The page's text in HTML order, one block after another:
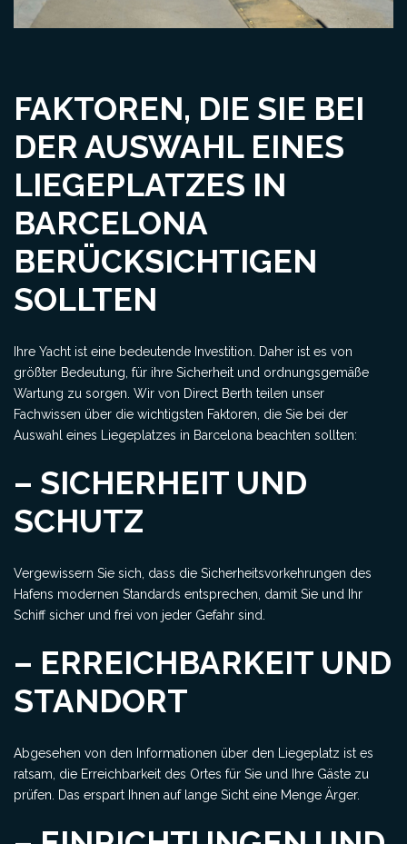
FAKTOREN, DIE SIE BEI
DER AUSWAHL EINES
LIEGEPLATZES IN
BARCELONA
BERÜCKSICHTIGEN
SOLLTEN
Ihre Yacht ist eine bedeutende Investition. Daher ist es von
größter Bedeutung, für ihre Sicherheit und ordnungsgemäße
Wartung zu sorgen. Wir von Direct Berth teilen unser
Fachwissen über die wichtigsten Faktoren, die Sie bei der
Auswahl eines Liegeplatzes in Barcelona beachten sollten:
– SICHERHEIT UND
SCHUTZ
Vergewissern Sie sich, dass die Sicherheitsvorkehrungen des
Hafens modernen Standards entsprechen, damit Sie und Ihr
Schiff sicher und frei von jeder Gefahr sind.
– ERREICHBARKEIT UND
STANDORT
Abgesehen von den Informationen über den Liegeplatz ist es
ratsam, die Erreichbarkeit des Ortes für Sie und Ihre Gäste zu
prüfen. Das erspart Ihnen auf lange Sicht eine Menge Ärger.